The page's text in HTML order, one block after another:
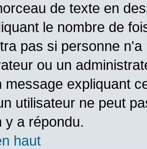
de texte en
le nombre de
pas si personne
ou un
message expliquant
utilisateur ne peut
y a répondu.
haut